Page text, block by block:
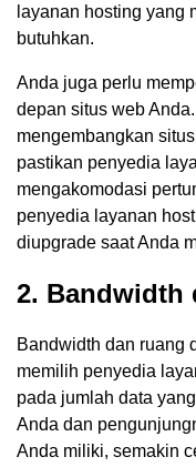
layanan hosting yang
butuhkan.
Anda juga perlu
depan situs web
mengembangkan
pastikan penyedia
mengakomodasi
penyedia layanan
diupgrade saat Anda
2. Bandwidth
Bandwidth dan ruang
memilih penyedia
pada jumlah data
Anda dan
Anda miliki, semakin